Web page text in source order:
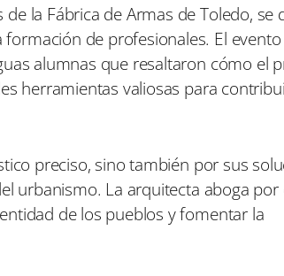
la Fábrica de Armas de Toledo, se
de profesionales. El
alumnas que resaltaron cómo el
herramientas valiosas para
preciso, sino también por sus
urbanismo. La arquitecta aboga
de los pueblos y fomentar la